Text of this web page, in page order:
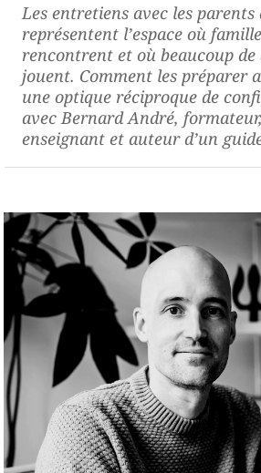
Les entretiens avec les parents
représentent l’espace où
rencontrent et où beaucoup de
jouent. Comment les préparer
une optique réciproque de
avec Bernard André,
enseignant et auteur d’un